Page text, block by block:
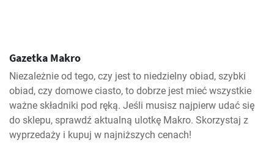
Gazetka Makro
Niezależnie od tego, czy jest to niedzielny obiad, szybki
obiad, czy domowe ciasto, to dobrze jest mieć wszystkie
ważne składniki pod ręką. Jeśli musisz najpierw udać się
do sklepu, sprawdź aktualną ulotkę Makro. Skorzystaj z
wyprzedaży i kupuj w najniższych cenach!